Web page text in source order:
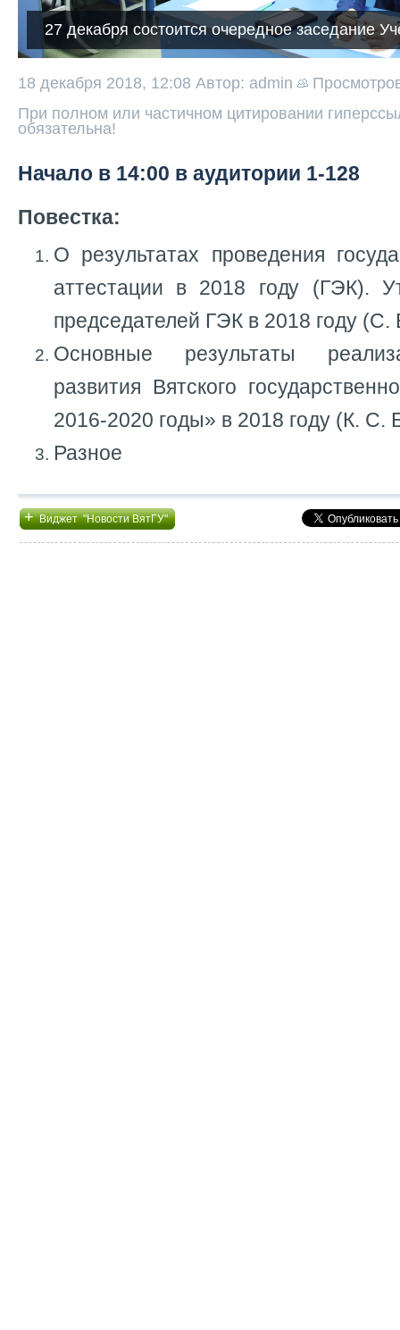
27 декабря состоится очередное заседание
18 декабря 2018, 12:08 Автор: admin
При полном или частичном цитировании
обязательна!
Начало в 14:00 в аудитории 1-128
Повестка:
О результатах проведения
аттестации в 2018 году (ГЭК).
председателей ГЭК в 2018 году (С.
Основные результаты
развития Вятского
2016-2020 годы» в 2018 году (К. С.
Разное
+Виджет "Новости ВятГУ"